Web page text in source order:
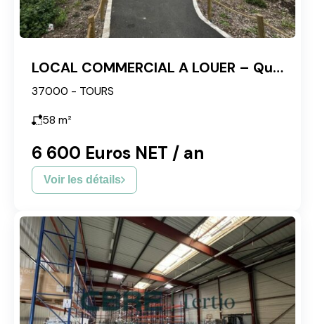
LOCAL COMMERCIAL A LOUER – Quartier Rabelais
37000 - TOURS
58 m²
6 600 Euros NET / an
Voir les détails